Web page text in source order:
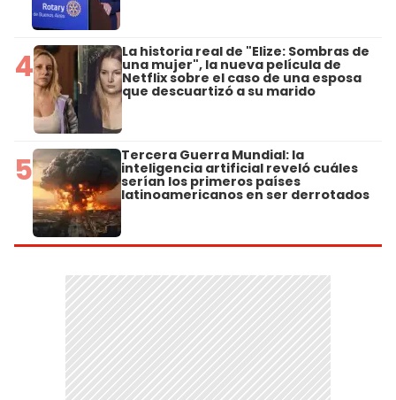
4 La historia real de "Elize: Sombras de
una mujer", la nueva película de
Netflix sobre el caso de una esposa
que descuartizó a su marido
5 Tercera Guerra Mundial: la
inteligencia artificial reveló cuáles
serían los primeros países
latinoamericanos en ser derrotados